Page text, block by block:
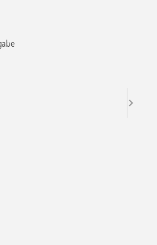
mehr als 17 000 Artikel in sechs